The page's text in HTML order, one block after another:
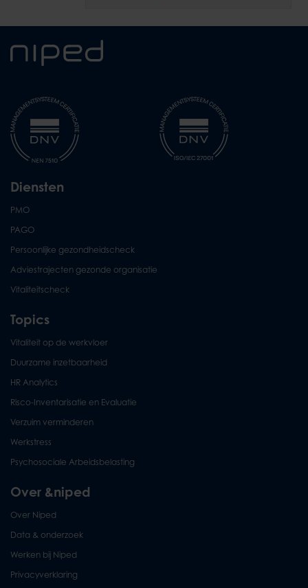
Diensten
PMO
PAGO
Persoonlijke gezondheidscheck
Adviestrajecten gezonde organisatie
Vitaliteitscheck
Topics
Vitaliteit op de werkvloer
Duurzame inzetbaarheid
HR Analytics
Risco-Inventarisatie en Evaluatie
Verzuim verminderen
Werkstress
Psychosociale Arbeidsbelasting
Over &niped
Over Niped
Data & onderzoek
Werken bij Niped
Privacyverklaring